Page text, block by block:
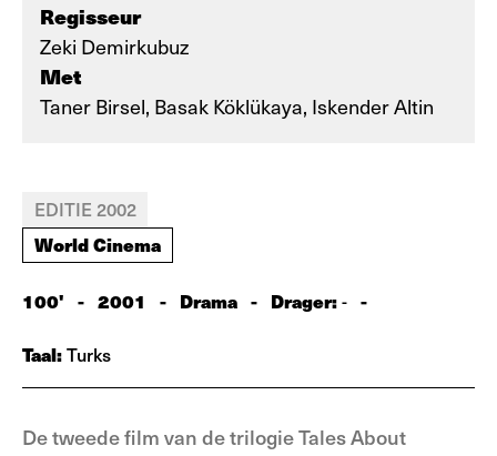
Regisseur
Zeki Demirkubuz
Met
Taner Birsel, Basak Köklükaya, Iskender Altin
EDITIE 2002
World Cinema
100' - 2001 - Drama - Drager:- -
Taal:Turks
De tweede film van de trilogie Tales About